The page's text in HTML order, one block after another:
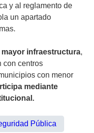
y al reglamento de
un apartado
infraestructura,
con centros
con menor
mediante
Pública